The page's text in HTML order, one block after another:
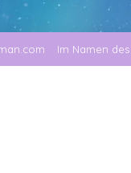
Im Namen